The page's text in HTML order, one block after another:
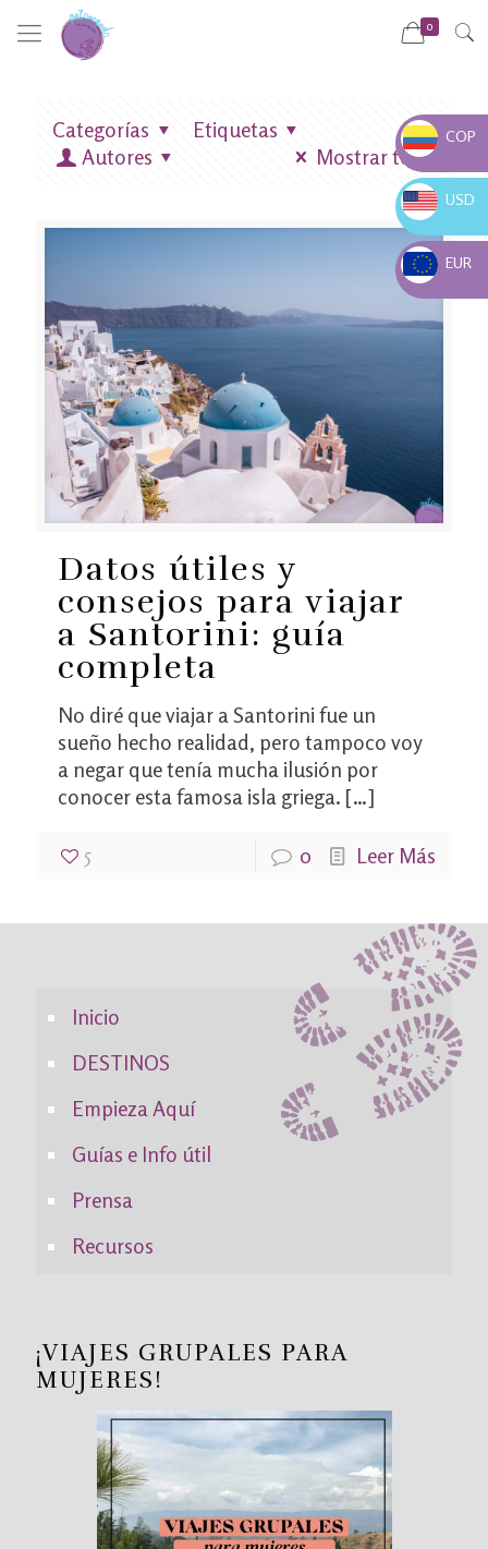
0
Categorías
Etiquetas
Autores
Mostrar todo
Datos útiles y
consejos para viajar
a Santorini: guía
completa
No diré que viajar a Santorini fue un
sueño hecho realidad, pero tampoco voy
a negar que tenía mucha ilusión por
conocer esta famosa isla griega. […]
5 0 Leer Más
Inicio
DESTINOS
Empieza Aquí
Guías e Info útil
Prensa
Recursos
¡VIAJES GRUPALES PARA
MUJERES!
COP $
COP
USD $
USD
EUR €
EUR